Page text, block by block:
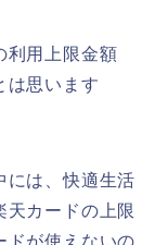
利用上限金額
は思います
には、快適生活
天カードの上限
ドが使えないの